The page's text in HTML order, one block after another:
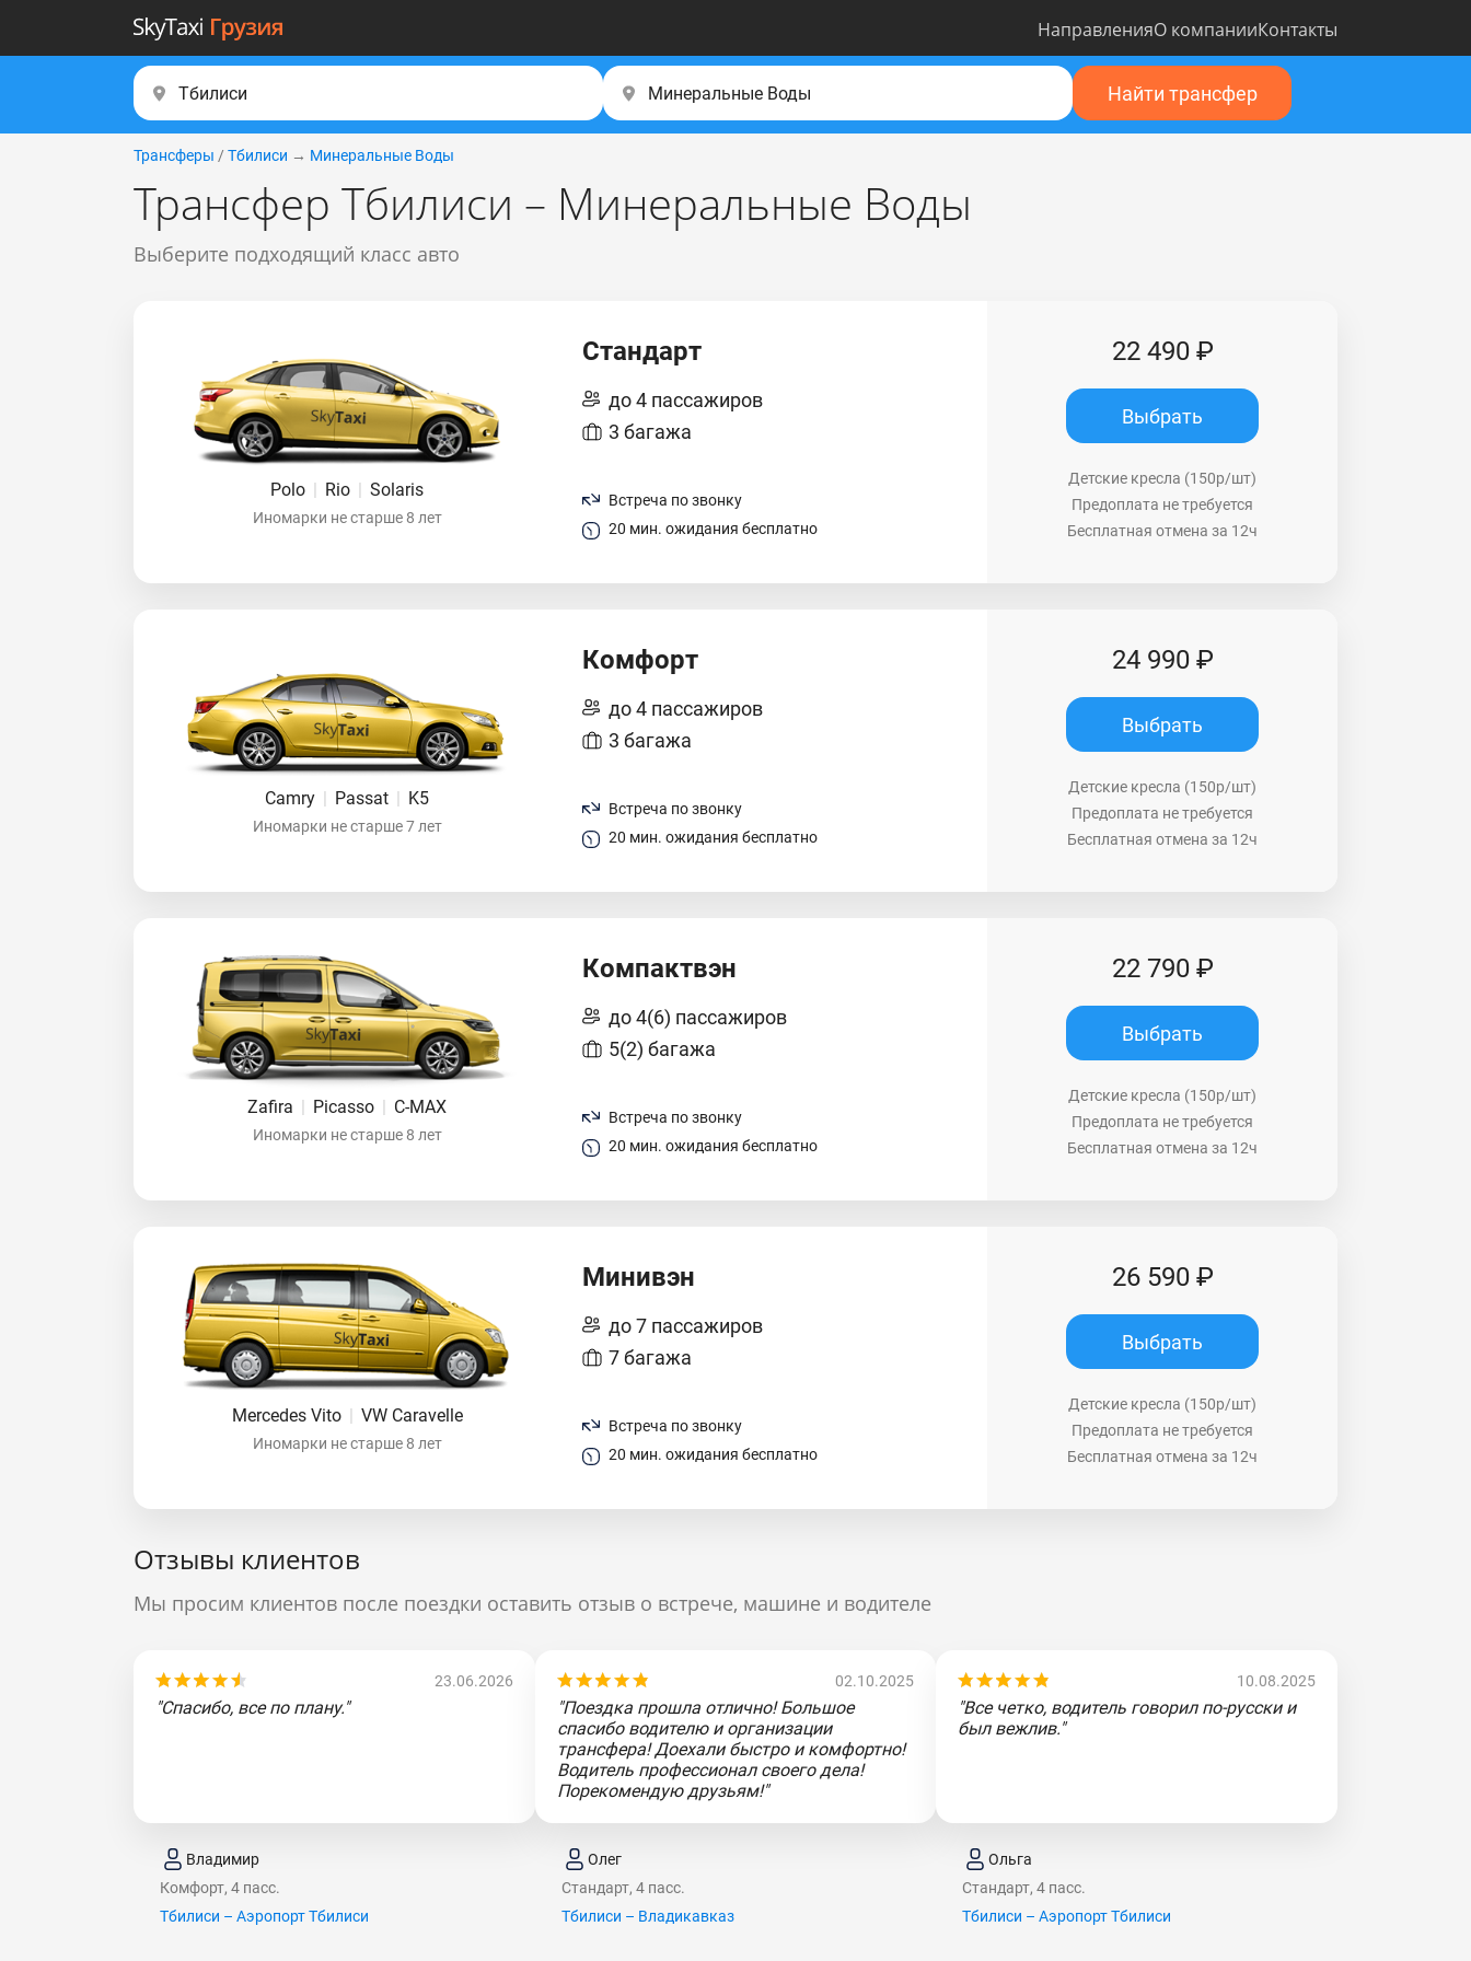
НаправленияО компанииКонтакты
Найти трансфер
Трансферы / Тбилиси → Минеральные Воды
Трансфер Тбилиси – Минеральные Воды
Выберите подходящий класс авто
Polo | Rio | Solaris
Иномарки не старше 8 лет
Стандарт
до 4 пассажиров
3 багажа
Встреча по звонку
20 мин. ожидания бесплатно
22 490 ₽
Выбрать
Детские кресла (150р/шт)
Предоплата не требуется
Бесплатная отмена за 12ч
Camry | Passat | K5
Иномарки не старше 7 лет
Комфорт
до 4 пассажиров
3 багажа
Встреча по звонку
20 мин. ожидания бесплатно
24 990 ₽
Выбрать
Детские кресла (150р/шт)
Предоплата не требуется
Бесплатная отмена за 12ч
Zafira | Picasso | C-MAX
Иномарки не старше 8 лет
Компактвэн
до 4(6) пассажиров
5(2) багажа
Встреча по звонку
20 мин. ожидания бесплатно
22 790 ₽
Выбрать
Детские кресла (150р/шт)
Предоплата не требуется
Бесплатная отмена за 12ч
Mercedes Vito | VW Caravelle
Иномарки не старше 8 лет
Минивэн
до 7 пассажиров
7 багажа
Встреча по звонку
20 мин. ожидания бесплатно
26 590 ₽
Выбрать
Детские кресла (150р/шт)
Предоплата не требуется
Бесплатная отмена за 12ч
Отзывы клиентов
Мы просим клиентов после поездки оставить отзыв о встрече, машине и водителе
23.06.2026
"Спасибо, все по плану."
Владимир
Комфорт, 4 пасс.
Тбилиси – Аэропорт Тбилиси
02.10.2025
"Поездка прошла отлично! Большое
спасибо водителю и организации
трансфера! Доехали быстро и комфортно!
Водитель профессионал своего дела!
Порекомендую друзьям!"
Олег
Стандарт, 4 пасс.
Тбилиси – Владикавказ
10.08.2025
"Все четко, водитель говорил по-русски и
был вежлив."
Ольга
Стандарт, 4 пасс.
Тбилиси – Аэропорт Тбилиси